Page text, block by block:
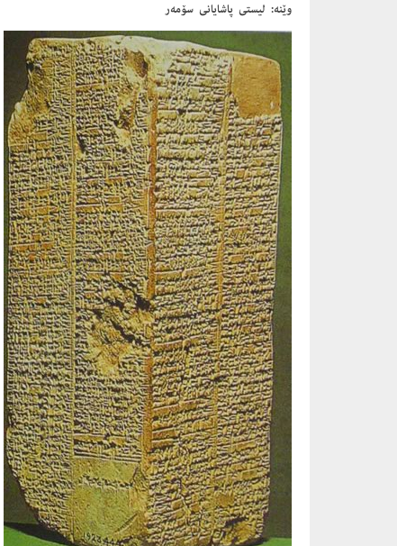
وێنه‌: لیستی پاشایانی سۆمه‌ر